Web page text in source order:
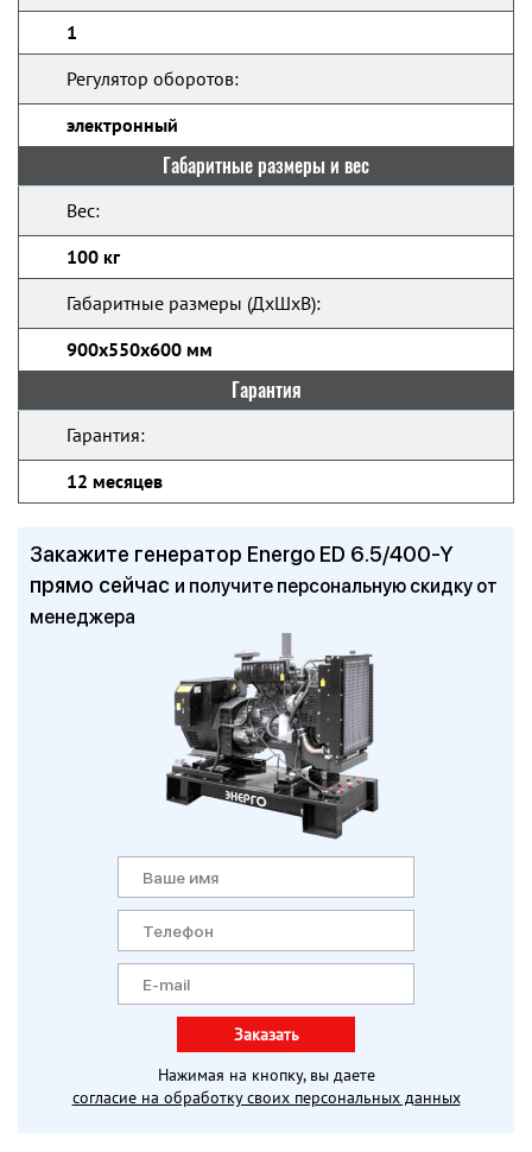
1
Регулятор оборотов:
электронный
Габаритные размеры и вес
Вес:
100 кг
Габаритные размеры (ДхШхВ):
900х550х600 мм
Гарантия
Гарантия:
12 месяцев
Закажите генератор Energo ED 6.5/400-Y
прямо сейчас и получите персональную скидку от
менеджера
Заказать
Нажимая на кнопку, вы даете
согласие на обработку своих персональных данных